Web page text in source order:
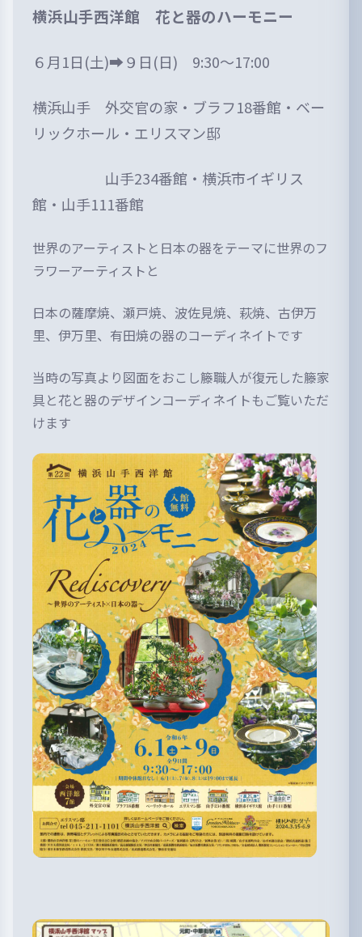
横浜山手西洋館 花と器のハーモニー
６月1日(土)➡︎９日(日) 9:30〜17:00
横浜山手 外交官の家・ブラフ18番館・ベー
リックホール・エリスマン邸
山手234番館・ 横浜市イギリス
館・山手111番館
世界のアーティストと日本の器をテーマに世界のフ
ラワーアーティストと
日本の薩摩焼、瀬戸焼、波佐見焼、萩焼、古伊万
里、伊万里、有田焼の器のコーディネイトです
当時の写真より図面をおこし籐職人が復元した籐家
具と花と器のデザインコーディネイトもご覧いただ
けます